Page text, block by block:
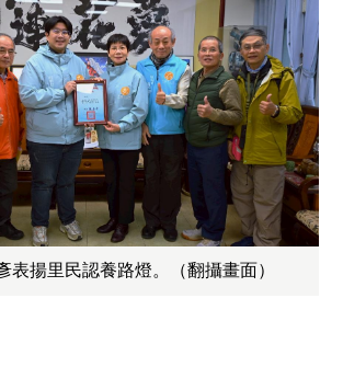
表揚里民認養路燈。（翻攝畫面）